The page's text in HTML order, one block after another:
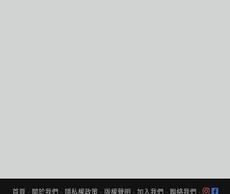
首頁 · 關於我們 · 隱私權政策 · 版權聲明 · 加入我們 · 聯絡我們 ·